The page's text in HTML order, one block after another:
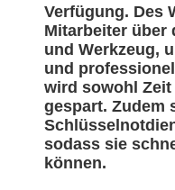
Verfügung. Des
Mitarbeiter über
und Werkzeug,
und
wird sowohl
gespart. Zudem
sodass sie
können.